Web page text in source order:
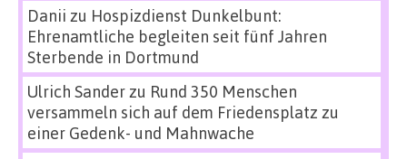
Danii zu Hospizdienst Dunkelbunt:
Ehrenamtliche begleiten seit fünf Jahren
Sterbende in Dortmund
Ulrich Sanderzu Rund 350 Menschen
versammeln sich auf dem Friedensplatz zu
einer Gedenk- und Mahnwache